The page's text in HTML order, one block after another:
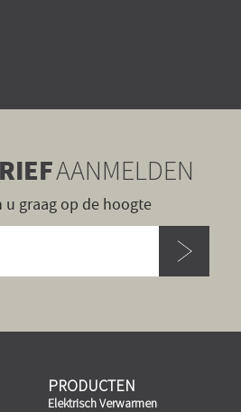
AANMELDEN
u graag op de hoogte
PRODUCTEN
Elektrisch Verwarmen